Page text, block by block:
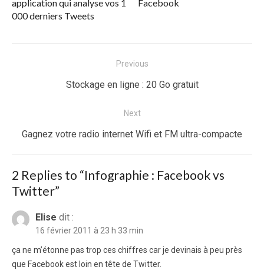
application qui analyse vos 1
000 derniers Tweets
Facebook
Previous
Previous
Stockage en ligne : 20 Go gratuit
Next
Next
Gagnez votre radio internet Wifi et FM ultra-compacte
2 Replies to “Infographie : Facebook vs
Twitter”
Elise dit :
16 février 2011 à 23 h 33 min
ça ne m’étonne pas trop ces chiffres car je devinais à peu près
que Facebook est loin en tête de Twitter.